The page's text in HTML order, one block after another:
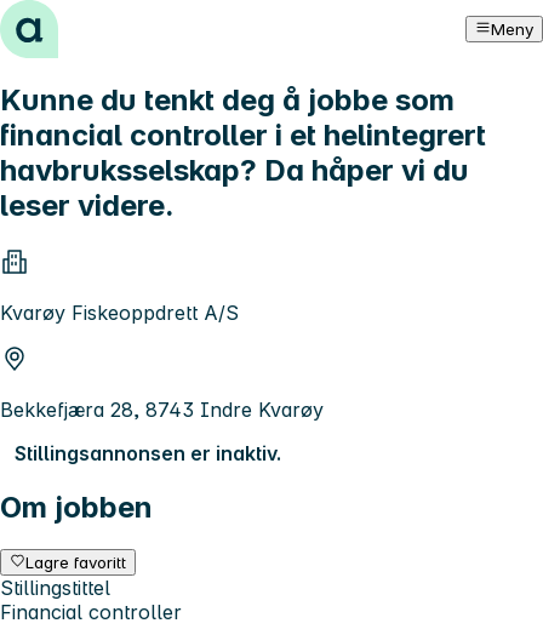
Hopp til innhold Meny
Kunne du tenkt deg å jobbe som
financial controller i et helintegrert
havbruksselskap? Da håper vi du
leser videre.
Kvarøy Fiskeoppdrett A/S
Bekkefjæra 28, 8743 Indre Kvarøy
Stillingsannonsen er inaktiv.
Om jobben
Lagre favoritt
Stillingstittel
Financial controller